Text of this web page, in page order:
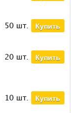
50 шт. Купить
20 шт. Купить
10 шт. Купить